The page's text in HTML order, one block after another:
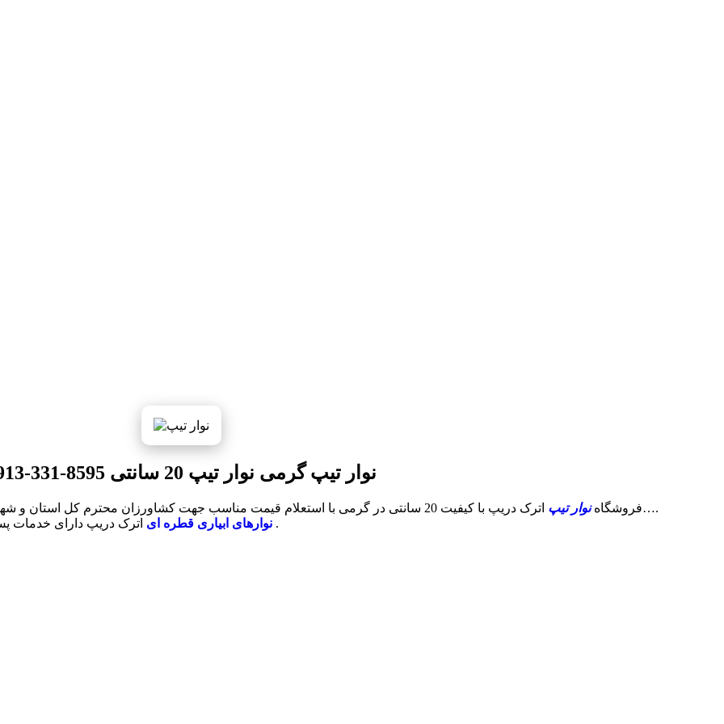
آبیاری قطره ای و کارهایی که در آبیاری قطره
کارهایی که در آبیاری
نوار تیپ چیست و
نوار تیپ چیست و
نوار تیپ گرمی نوار تیپ 20 سانتی 8595-331-0913
فروشگاهنوار تیپ اترک دریپ با کیفیت 20 سانتی در گرمی با استعلام قیمت مناسب جهت کشاورزان محترم کل استان و شهرستان های هم جوار . با
اترک دریپ آسوده خاطر کشت کنید….
نوارهای ابیاری قطره ای اترک دریپ دارای خدمات پس از فروشگاه بوده و در محیطی کاملا مناسب انبار و توضیع می شود .